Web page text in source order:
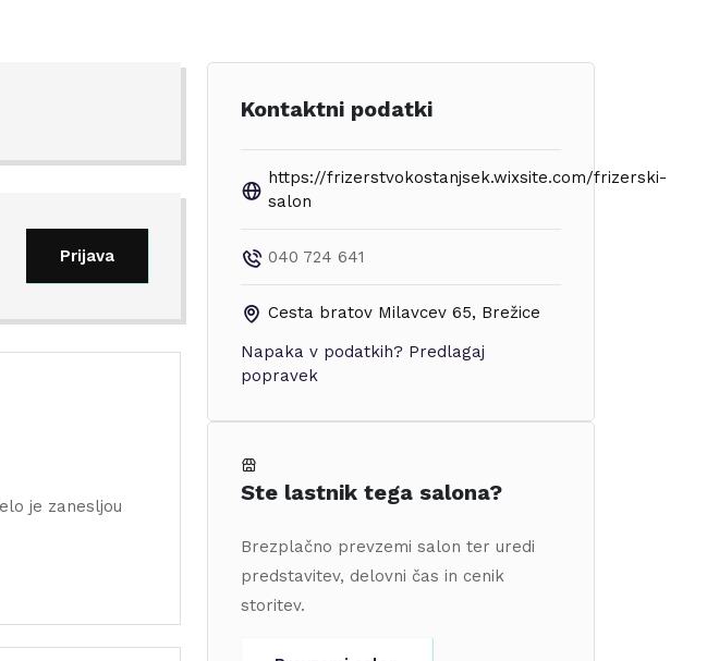
Prijava
je zanesljou
Kontaktni podatki
https://frizerstvokostanjsek.wixsite.com/frizerski-
salon
040 724 641
Cesta bratov Milavcev 65, Brežice
Napaka v podatkih? Predlagaj
popravek
Ste lastnik tega salona?
Brezplačno prevzemi salon ter uredi
predstavitev, delovni čas in cenik
storitev.